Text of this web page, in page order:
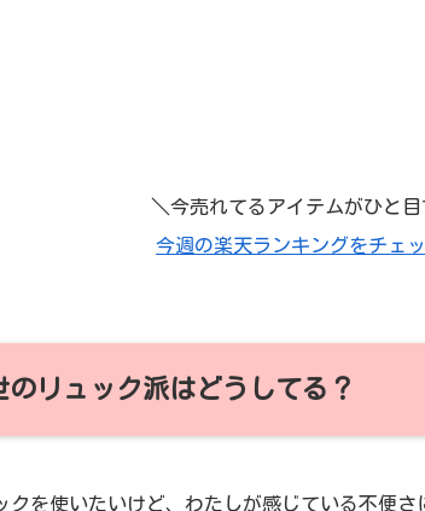
＼今売れてるアイテムがひと
今週の楽天ランキングをチェッ
のリュック派はどうしてる？
クを使いたいけど、わたしが感じている不便